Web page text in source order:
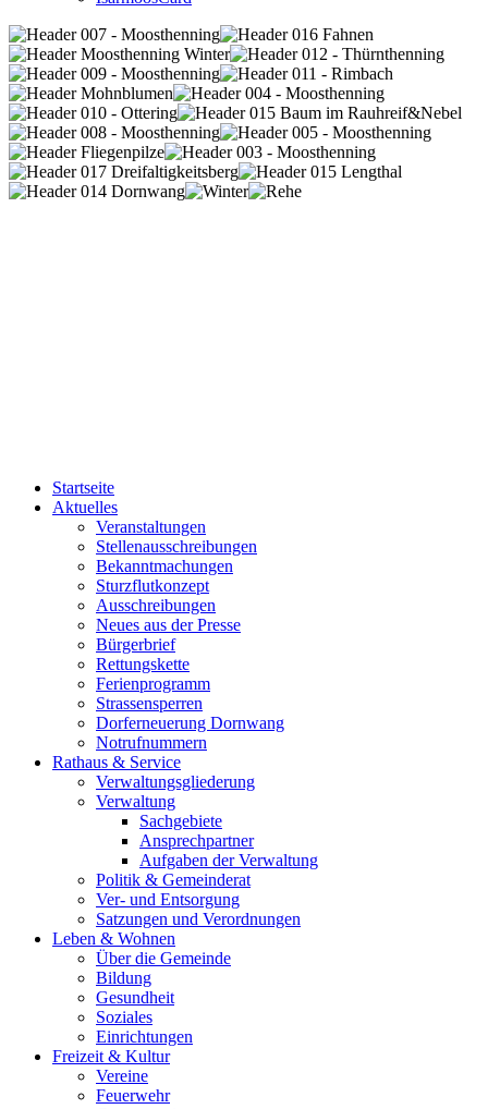
Startseite
Aktuelles
Veranstaltungen
Stellenausschreibungen
Bekanntmachungen
Sturzflutkonzept
Ausschreibungen
Neues aus der Presse
Bürgerbrief
Rettungskette
Ferienprogramm
Strassensperren
Dorferneuerung Dornwang
Notrufnummern
Rathaus & Service
Verwaltungsgliederung
Verwaltung
Sachgebiete
Ansprechpartner
Aufgaben der Verwaltung
Politik & Gemeinderat
Ver- und Entsorgung
Satzungen und Verordnungen
Leben & Wohnen
Über die Gemeinde
Bildung
Gesundheit
Soziales
Einrichtungen
Freizeit & Kultur
Vereine
Feuerwehr